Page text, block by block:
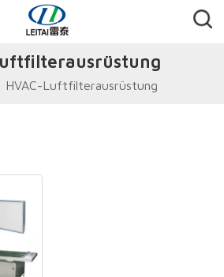
HVAC-Luftfilterausrüstung